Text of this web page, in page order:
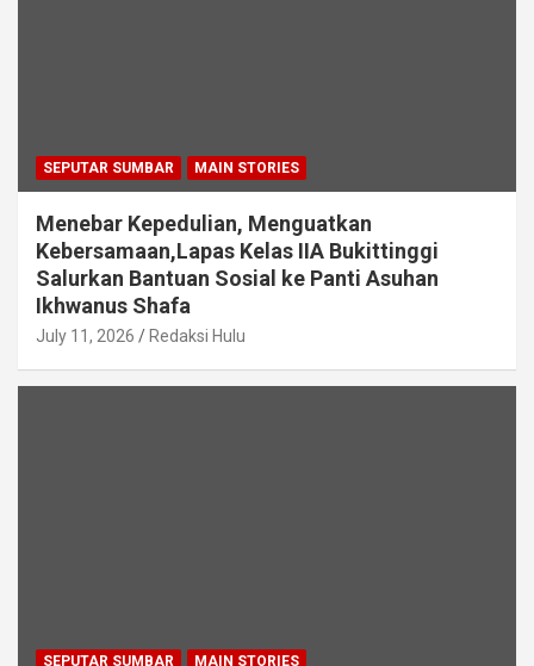
SEPUTAR SUMBAR MAIN STORIES
Menebar Kepedulian, Menguatkan
Kebersamaan,Lapas Kelas IIA Bukittinggi
Salurkan Bantuan Sosial ke Panti Asuhan
Ikhwanus Shafa
July 11, 2026 Redaksi Hulu
SEPUTAR SUMBAR MAIN STORIES